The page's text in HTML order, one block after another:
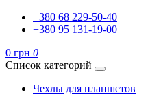
+380 68 229-50-40
+380 95 131-19-00
0 грн 0
Список категорий
Чехлы для планшетов